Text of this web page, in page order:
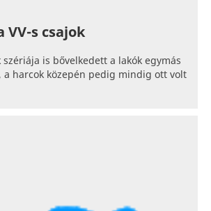
s csajok
szériája is bővelkedett a lakók egymás
a harcok közepén pedig mindig ott volt